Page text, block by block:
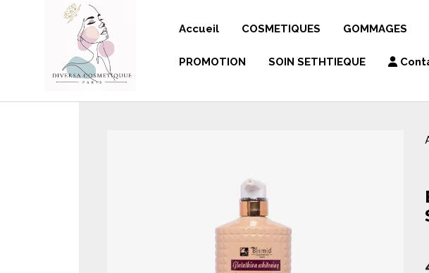
Accueil COSMETIQUES
GELS DOUCHE
SAVONS-LOTION TONIQUE
GOMMAGES
PROMOTION SOIN SETHTIEQUE
Panneau de gestion des cookies